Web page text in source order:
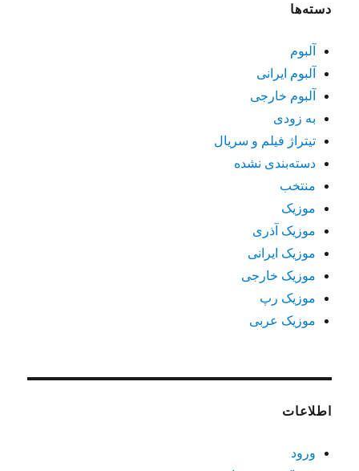
دسته‌ها
آلبوم
آلبوم ایرانی
آلبوم خارجی
به زودی
تیتراژ فیلم و سریال
دسته‌بندی نشده
منتخب
موزیک
موزیک آذری
موزیک ایرانی
موزیک خارجی
موزیک رپ
موزیک عربی
اطلاعات
ورود